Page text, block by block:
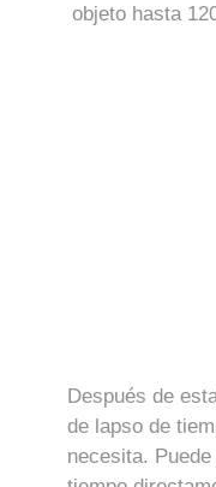
objeto hasta
Después de
de lapso de
necesita.